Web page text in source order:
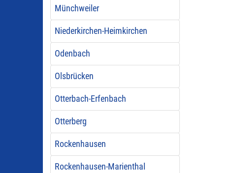
Münchweiler
Niederkirchen-Heimkirchen
Odenbach
Olsbrücken
Otterbach-Erfenbach
Otterberg
Rockenhausen
Rockenhausen-Marienthal